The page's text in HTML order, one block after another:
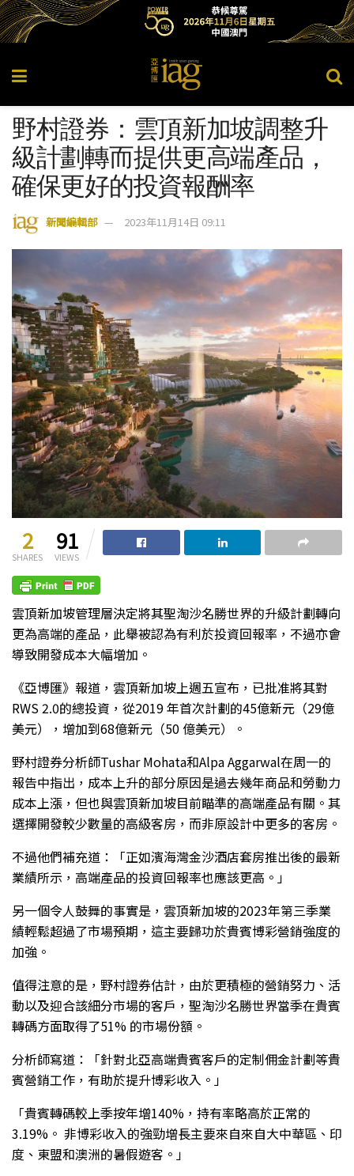
野村證券：雲頂新加坡調整升
級計劃轉而提供更高端產品，
確保更好的投資報酬率
新聞編輯部 2023年11月14日 09:11
2
SHARES
91
VIEWS
雲頂新加坡管理層決定將其聖淘沙名勝世界的升級計劃轉向
更為高端的產品，此舉被認為有利於投資回報率，不過亦會
導致開發成本大幅增加。
《亞博匯》報道，雲頂新加坡上週五宣布，已批准將其對
RWS 2.0的總投資，從2019 年首次計劃的45億新元（29億
美元），增加到68億新元（50 億美元）。
野村證券分析師Tushar Mohata和Alpa Aggarwal在周一的
報告中指出，成本上升的部分原因是過去幾年商品和勞動力
成本上漲，但也與雲頂新加坡目前瞄準的高端產品有關。其
選擇開發較少數量的高級客房，而非原設計中更多的客房。
不過他們補充道：「正如濱海灣金沙酒店套房推出後的最新
業績所示，高端產品的投資回報率也應該更高。」
另一個令人鼓舞的事實是，雲頂新加坡的2023年第三季業
績輕鬆超過了市場預期，這主要歸功於貴賓博彩營銷強度的
加強。
值得注意的是，野村證券估計，由於更積極的營銷努力、活
動以及迎合該細分市場的客戶，聖淘沙名勝世界當季在貴賓
轉碼方面取得了51% 的市場份額。
分析師寫道：「針對北亞高端貴賓客戶的定制佣金計劃等貴
賓營銷工作，有助於提升博彩收入。」
「貴賓轉碼較上季按年增140%，持有率略高於正常的
3.19%。 非博彩收入的強勁增長主要來自來自大中華區、印
度、東盟和澳洲的暑假遊客。」